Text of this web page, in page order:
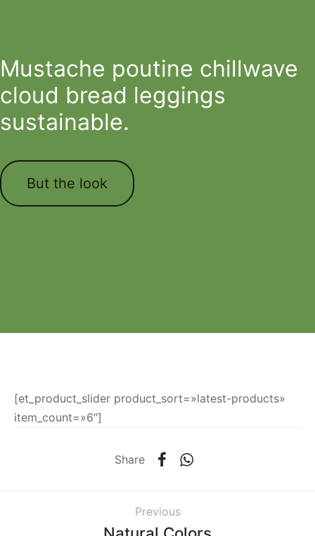
Mustache poutine chillwave
cloud bread leggings
sustainable.
But the look
[et_product_slider product_sort=»latest-products»
item_count=»6″]
Share
Previous